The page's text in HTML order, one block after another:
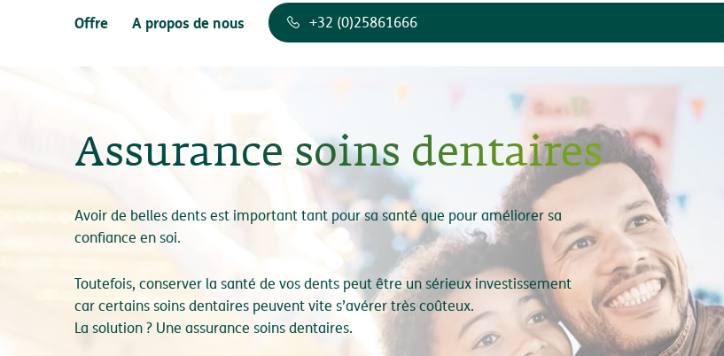
Offre A propos de nous +32 (0)25861666
Assurance soins dentaires
Avoir de belles dents est important tant pour sa santé que pour améliorer sa
confiance en soi.
Toutefois, conserver la santé de vos dents peut être un sérieux investissement
car certains soins dentaires peuvent vite s’avérer très coûteux.
La solution ? Une assurance soins dentaires.